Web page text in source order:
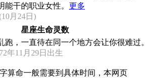
能干的职业女性。 更多
月24日)
星座生命灵数
跑，一直待在同一个地方会让你很难过。
年11月29日出生
算命一般需要到具体时间，本网页